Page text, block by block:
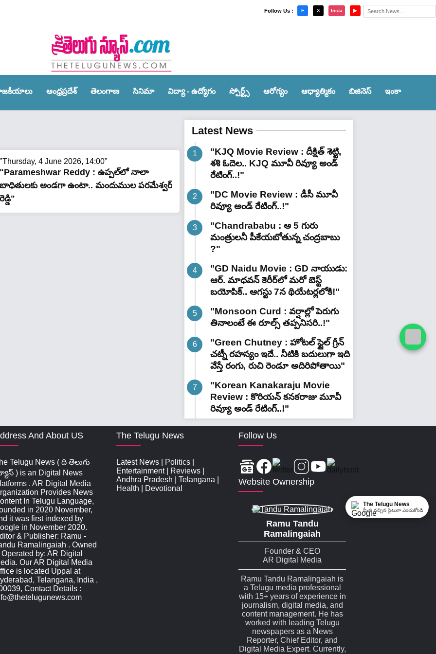
Follow Us : F X Insta ▶
ఆంధ్ర‌ప్ర‌దేశ్‌ తెలంగాణ‌ సినిమా విద్యా - ఉద్యోగం స్పోర్ట్స్‌ ఆరోగ్యం ఆధ్యాత్మికం బిజినెస్ ఇంకా
×
"Thursday, 4 June 2026, 14:00"
"Parameshwar Reddy : ఉప్పల్‌లో నాలా
బాధితులకు అండగా ఉంటా.. మందుముల పరమేశ్వర్
రెడ్డి"
Latest News
"KJQ Movie Review : దీక్షిత్ శెట్టి,
శశి ఓదెల.. KJQ మూవీ రివ్యూ అండ్
రేటింగ్‌..!"
"DC Movie Review : డీసీ మూవీ
రివ్యూ అండ్ రేటింగ్‌..!"
"Chandrababu : ఆ 5 గురు
మంత్రులనీ పీకేయబోతున్న చంద్రబాబు
?"
"GD Naidu Movie : GD నాయుడు:
ఆర్. మాధవన్‌ కెరీర్‌లో మరో బెస్ట్
బయోపిక్.. ఆగస్టు 7న థియేటర్లలోకి!"
"Monsoon Curd : వర్షాల్లో పెరుగు
తినాలంటే ఈ రూల్స్ తప్పనిసరి..!"
"Green Chutney : హోటల్ స్టైల్ గ్రీన్
చట్నీ రహస్యం ఇదే.. నీటికి బదులుగా ఇది
వేస్తే రంగు, రుచి రెండూ అదిరిపోతాయి"
"Korean Kanakaraju Movie
Review : కొరియన్ కనకరాజు మూవీ
రివ్యూ అండ్ రేటింగ్‌..!"
And About US
Telugu News ( ది తెలుగు
) is an Digital News
. AR Digital Media
Provides News
In Telugu Language,
in 2020 November,
it was first indexed by
in November 2020.
& Publisher: Ramu -
Ramalingaiah . Owned
by: AR Digital
Our AR Digital Media
is located Uppal at
Telangana, India ,
Contact Details :
The Telugu News
Latest News Politics
Entertainment| Reviews
Andhra Pradesh
Telangana
Health
Devotional
Follow Us
Website Ownership
Ramu Tandu
Ramalingaiah
Founder & CEO
AR Digital Media
Ramu Tandu Ramalingaiah is
a Telugu media professional
with 15+ years of experience in
journalism, digital media, and
content management. He has
worked with leading Telugu
newspapers as a News
Reporter, Chief Editor, and
Digital Media Expert. Currently,
The Telugu News
మీకు నచ్చిన సైటుగా ఎంచుకోండి